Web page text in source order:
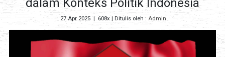
27 Apr 2025| 608x | Ditulis oleh : Admin